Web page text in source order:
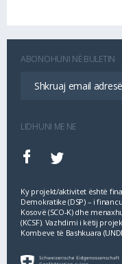
ABONOHUNI NË BULETIN
LIDHUNI ME NE
Ky projekt/aktivitet është
Demokratike (DSP) – i
Kosovë (SCO‐K) dhe
(KCSF). Vazhdimi i këtij
Kombeve të Bashkuara